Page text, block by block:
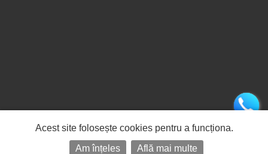
Acest site folosește cookies pentru a funcționa.
Am înțeles
Află mai multe